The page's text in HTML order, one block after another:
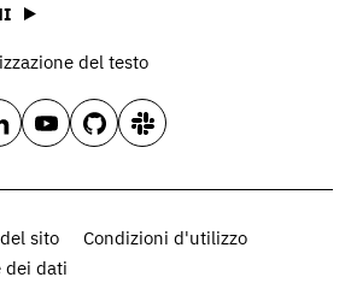
del testo
sito
Condizioni d'utilizzo
dei dati